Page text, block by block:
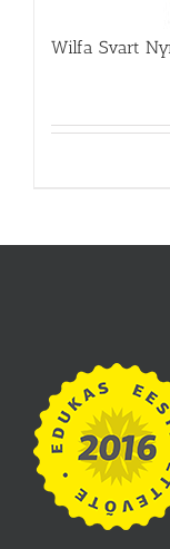
Wilfa Svart